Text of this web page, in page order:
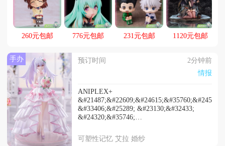
得晒（）
260元包邮 776元包邮 231元包邮 1120元包邮
手办 预订时间
2分钟前
情报
ANIPLEX+
&#21487;&#22609;&#24615;&#35760;&#24518;
&#33406;&#25289; &#23130;&#32433;
&#24320;&#35746;
2027&#24180;6&#26376;&#20986;&#36135;
可塑性记忆 艾拉 婚纱